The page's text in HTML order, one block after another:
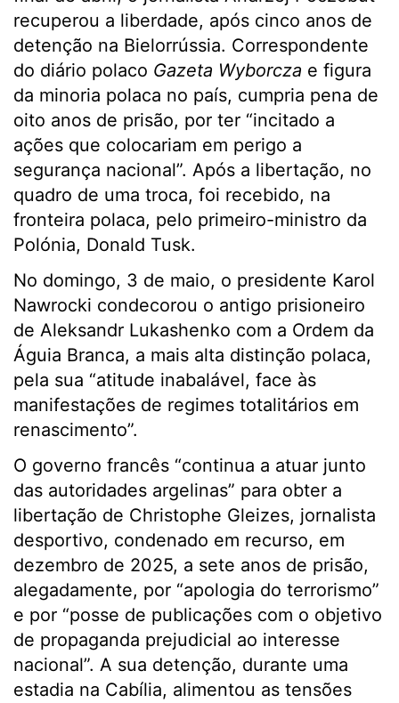
recuperou a liberdade, após cinco anos de
detenção na Bielorrússia. Correspondente
do diário polaco Gazeta Wyborcza e figura
da minoria polaca no país, cumpria pena de
oito anos de prisão, por ter “incitado a
ações que colocariam em perigo a
segurança nacional”. Após a libertação, no
quadro de uma troca, foi recebido, na
fronteira polaca, pelo primeiro-ministro da
Polónia, Donald Tusk.
No domingo, 3 de maio, o presidente Karol
Nawrocki condecorou o antigo prisioneiro
de Aleksandr Lukashenko com a Ordem da
Águia Branca, a mais alta distinção polaca,
pela sua “atitude inabalável, face às
manifestações de regimes totalitários em
renascimento”.
O governo francês “continua a atuar junto
das autoridades argelinas” para obter a
libertação de Christophe Gleizes, jornalista
desportivo, condenado em recurso, em
dezembro de 2025, a sete anos de prisão,
alegadamente, por “apologia do terrorismo”
e por “posse de publicações com o objetivo
de propaganda prejudicial ao interesse
nacional”. A sua detenção, durante uma
estadia na Cabília, alimentou as tensões